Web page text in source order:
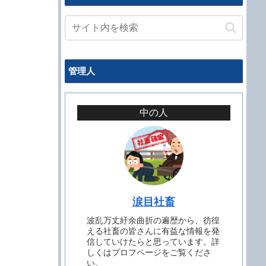
管理人
中の人
涙目社畜
波乱万丈紆余曲折の遍歴から、彷徨
える社畜の皆さんに有益な情報を発
信していけたらと思っています。詳
しくはプロフページをご覧くださ
い。